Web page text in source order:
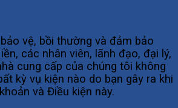
vệ, bồi thường và đảm bảo
các nhân viên, lãnh đạo, đại lý,
cung cấp của chúng tôi không
kỳ vụ kiện nào do bạn gây ra khi
và Điều kiện này.